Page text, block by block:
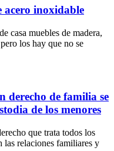
acero inoxidable
casa muebles de madera,
los hay que no se
derecho de familia se
de los menores
que trata todos los
las relaciones familiares y